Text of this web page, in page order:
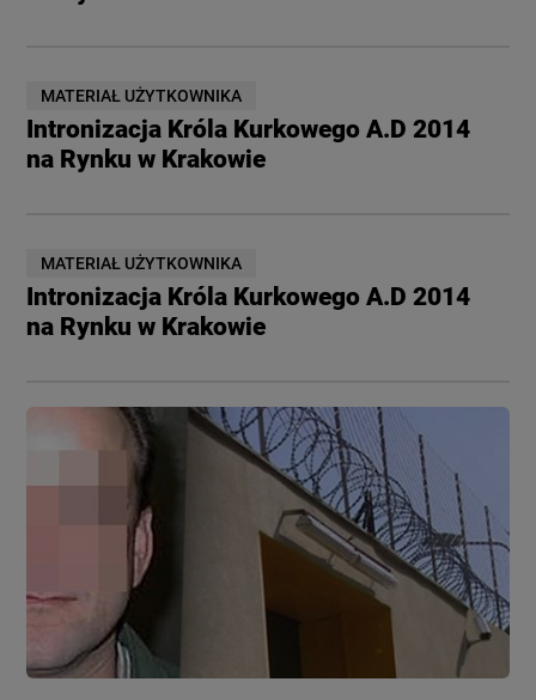
MATERIAŁ UŻYTKOWNIKA
Intronizacja Króla Kurkowego A.D 2014
na Rynku w Krakowie
MATERIAŁ UŻYTKOWNIKA
Intronizacja Króla Kurkowego A.D 2014
na Rynku w Krakowie